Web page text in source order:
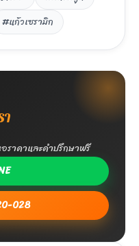
#แก้วเซรามิก
ราคาและคำปรึกษาฟรี
028